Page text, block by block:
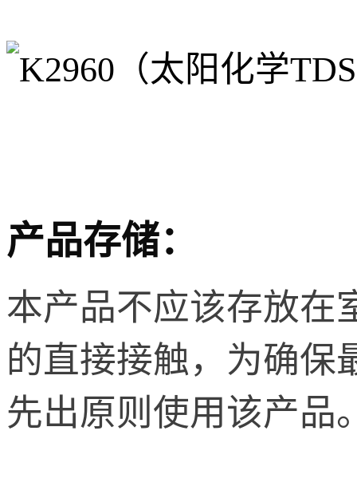
产品存储：
本产品不应该存放在
的直接接触，为确保
先出原则使用该产品